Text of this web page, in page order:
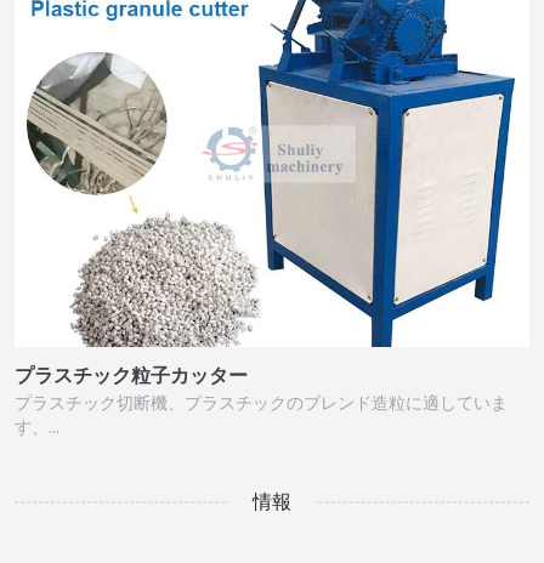
プラスチック粒子カッター
プラスチック切断機、プラスチックのブレンド造粒に適していま
す、…
情報